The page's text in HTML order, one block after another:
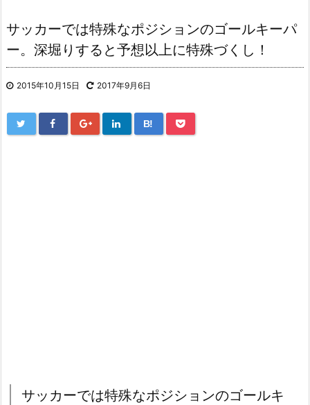
サッカーでは特殊なポジションのゴールキーパ
ー。深堀りすると予想以上に特殊づくし！
2015年10月15日 2017年9月6日
B!
サッカーでは特殊なポジションのゴールキ